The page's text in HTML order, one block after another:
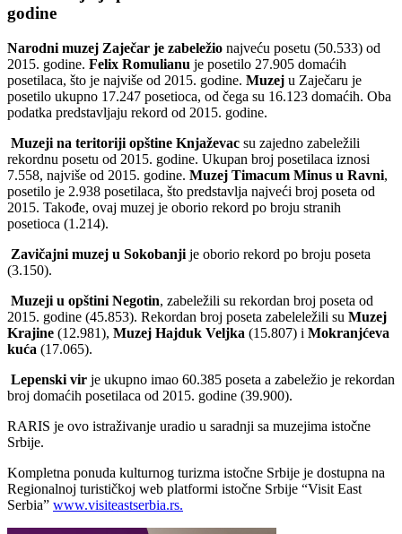
godine
Narodni muzej Zaječar je zabeležio najveću posetu (50.533) od
2015. godine. Felix Romulianu je posetilo 27.905 domaćih
posetilaca, što je najviše od 2015. godine. Muzej u Zaječaru je
posetilo ukupno 17.247 posetioca, od čega su 16.123 domaćih. Oba
podatka predstavljaju rekord od 2015. godine.
Muzeji na teritoriji opštine Knjaževac su zajedno zabeležili
rekordnu posetu od 2015. godine. Ukupan broj posetilaca iznosi
7.558, najviše od 2015. godine. Muzej Timacum Minus u Ravni,
posetilo je 2.938 posetilaca, što predstavlja najveći broj poseta od
2015. Takođe, ovaj muzej je oborio rekord po broju stranih
posetioca (1.214).
Zavičajni muzej u Sokobanji je oborio rekord po broju poseta
(3.150).
Muzeji u opštini Negotin, zabeležili su rekordan broj poseta od
2015. godine (45.853). Rekordan broj poseta zabeleležili su Muzej
Krajine (12.981), Muzej Hajduk Veljka (15.807) i Mokranjćeva
kuća (17.065).
Lepenski vir je ukupno imao 60.385 poseta a zabeležio je rekordan
broj domaćih posetilaca od 2015. godine (39.900).
RARIS je ovo istraživanje uradio u saradnji sa muzejima istočne
Srbije.
Kompletna ponuda kulturnog turizma istočne Srbije je dostupna na
Regionalnoj turističkoj web platformi istočne Srbije “Visit East
Serbia” www.visiteastserbia.rs.